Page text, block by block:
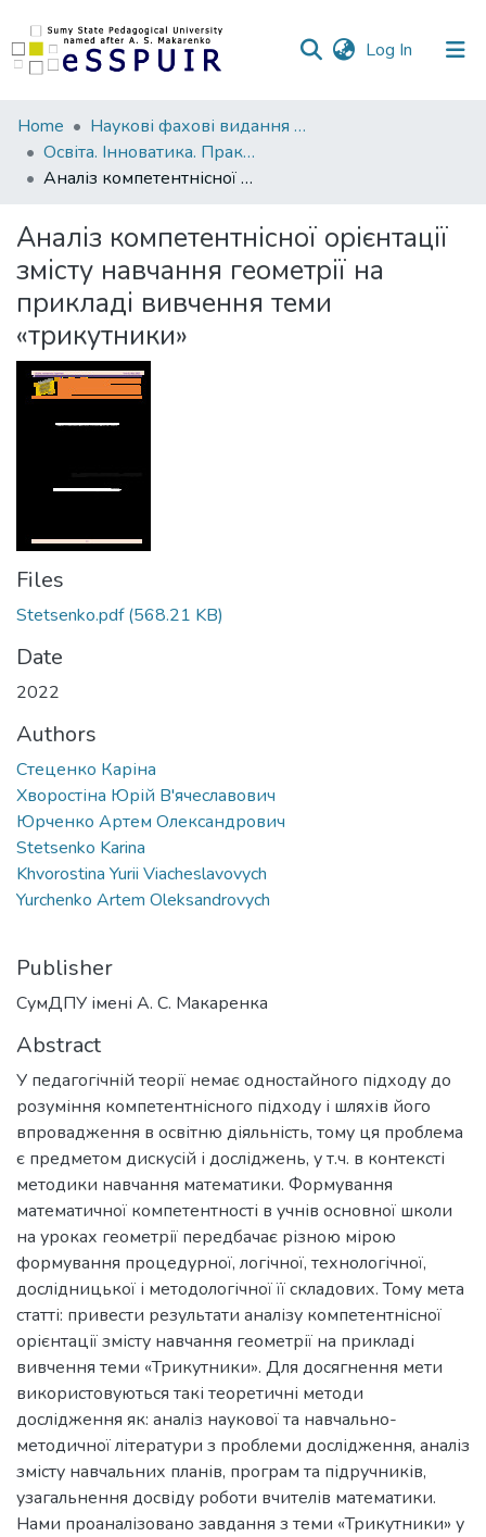
Log In (current)
Communities
&
Collections
Statistics
Home
Наукові фахові видання СумДПУ
Освіта. Інноватика. Практика
Аналіз компетентнісної орієнтації змісту навчання геометрії на прикладі вивчення теми «трикутники»
Аналіз компетентнісної орієнтації
змісту навчання геометрії на
прикладі вивчення теми
«трикутники»
Files
Stetsenko.pdf(568.21 KB)
Date
2022
Authors
Стеценко Каріна
Хворостіна Юрій В'ячеславович
Юрченко Артем Олександрович
Stetsenko Karina
Khvorostina Yurii Viacheslavovych
Yurchenko Artem Oleksandrovych
Publisher
СумДПУ імені А. С. Макаренка
Abstract
У педагогічній теорії немає одностайного підходу до
розуміння компетентнісного підходу і шляхів його
впровадження в освітню діяльність, тому ця проблема
є предметом дискусій і досліджень, у т.ч. в контексті
методики навчання математики. Формування
математичної компетентності в учнів основної школи
на уроках геометрії передбачає різною мірою
формування процедурної, логічної, технологічної,
дослідницької і методологічної її складових. Тому мета
статті: привести результати аналізу компетентнісної
орієнтації змісту навчання геометрії на прикладі
вивчення теми «Трикутники». Для досягнення мети
використовуються такі теоретичні методи
дослідження як: аналіз наукової та навчально-
методичної літератури з проблеми дослідження, аналіз
змісту навчальних планів, програм та підручників,
узагальнення досвіду роботи вчителів математики.
Нами проаналізовано завдання з теми «Трикутники» у